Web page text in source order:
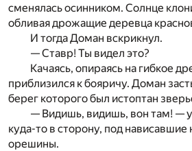
сменялась осинником. Солнце
обливая дрожащие деревца
И тогда Доман вскрикнул.
— Ставр! Ты видел это?
Качаясь, опираясь на гибкое
приблизился к бояричу. Доман
берег которого был истоптан
— Видишь, видишь, вон там! —
куда-то в сторону, под нависавшие
орешины.